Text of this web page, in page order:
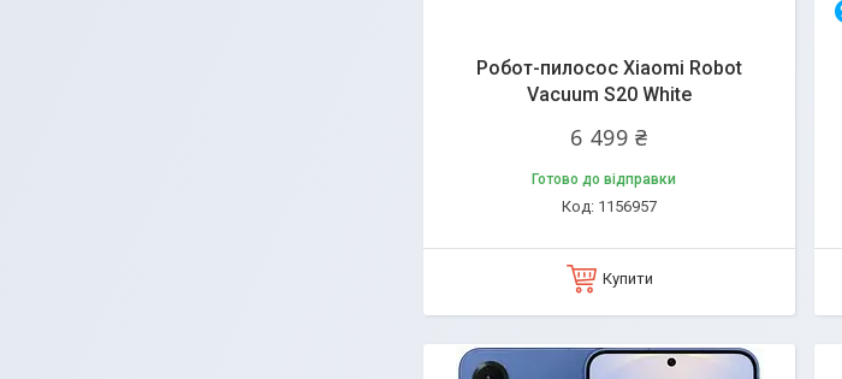
Робот-пилосос Xiaomi Robot
Vacuum S20 White
6 499 ₴
Готово до відправки
1156957
Купити